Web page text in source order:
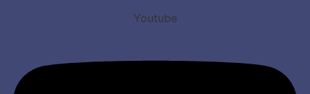
Youtube